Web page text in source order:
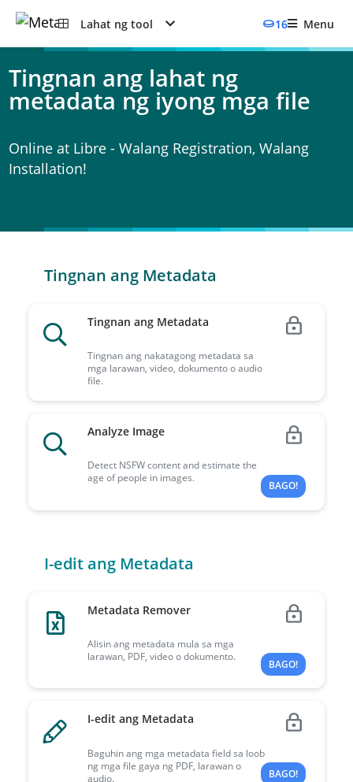
Lahat ng tool 16 Menu
Tingnan ang lahat ng
metadata ng iyong mga file
Online at Libre - Walang Registration, Walang
Installation!
Tingnan ang Metadata
Tingnan ang Metadata
Tingnan ang nakatagong metadata sa
mga larawan, video, dokumento o audio
file.
Analyze Image
Detect NSFW content and estimate the
age of people in images.
BAGO!
I-edit ang Metadata
Metadata Remover
Alisin ang metadata mula sa mga
larawan, PDF, video o dokumento.
BAGO!
I-edit ang Metadata
Baguhin ang mga metadata field sa loob
ng mga file gaya ng PDF, larawan o
audio.
BAGO!